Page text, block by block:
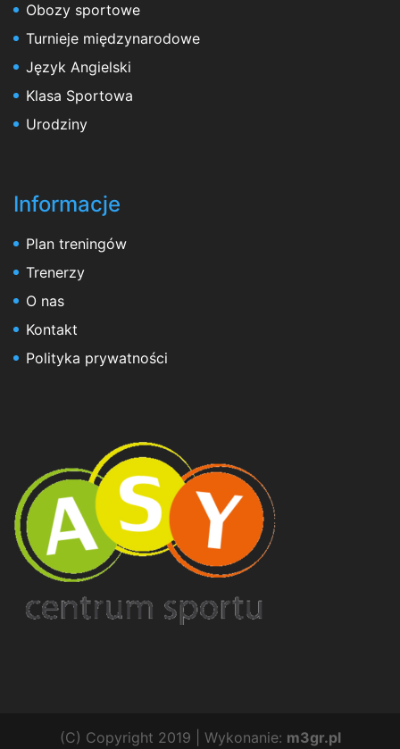
Obozy sportowe
Turnieje międzynarodowe
Język Angielski
Klasa Sportowa
Urodziny
Informacje
Plan treningów
Trenerzy
O nas
Kontakt
Polityka prywatności
(C) Copyright 2019 | Wykonanie: m3gr.pl